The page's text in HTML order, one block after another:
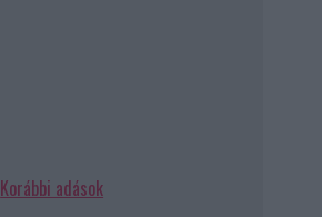
Korábbi adások